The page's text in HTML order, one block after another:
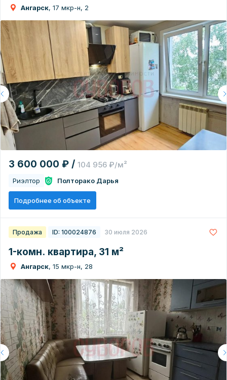
Ангарск, 17 мкр-н, 2
3 600 000 ₽ / 104 956 ₽/м²
Риэлтор Полторако Дарья
Подробнее об объекте
Продажа ID: 100024876 30 июля 2026
1-комн. квартира, 31 м²
Ангарск, 15 мкр-н, 28